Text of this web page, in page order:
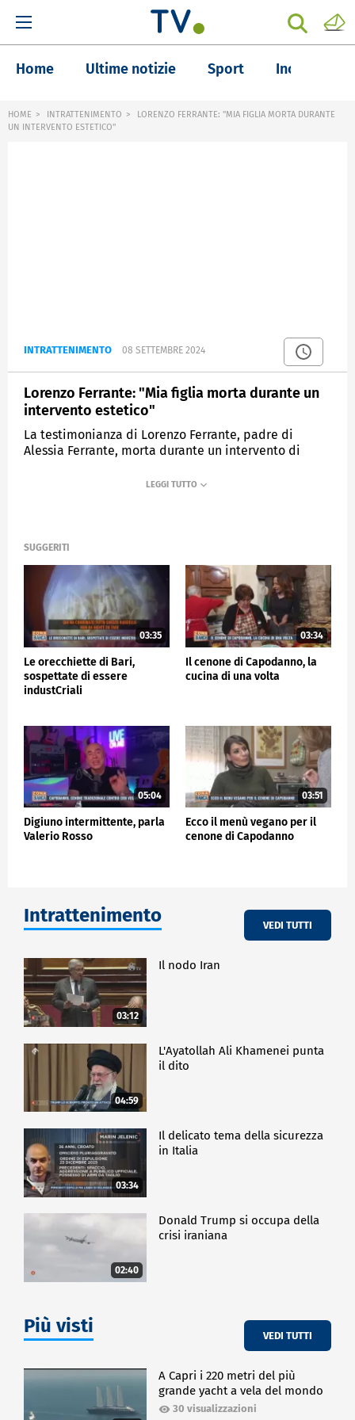
Home Ultime notizie Sport Inchieste
HOME INTRATTENIMENTO
LORENZO FERRANTE: "MIA FIGLIA MORTA DURANTE
UN INTERVENTO ESTETICO"
INTRATTENIMENTO 08 SETTEMBRE 2024
Lorenzo Ferrante: "Mia figlia morta durante un
intervento estetico"
La testimonianza di Lorenzo Ferrante, padre di
Alessia Ferrante, morta durante un intervento di
SUGGERITI
03:35
Le orecchiette di Bari,
sospettate di essere
industCriali
03:34
Il cenone di Capodanno, la
cucina di una volta
05:04
Digiuno intermittente, parla
Valerio Rosso
03:51
Ecco il menù vegano per il
cenone di Capodanno
Intrattenimento VEDI TUTTI
03:12
Il nodo Iran
04:59
L'Ayatollah Ali Khamenei punta
il dito
03:34
Il delicato tema della sicurezza
in Italia
02:40
Donald Trump si occupa della
crisi iraniana
Più visti VEDI TUTTI
A Capri i 220 metri del più
grande yacht a vela del mondo
30 visualizzazioni